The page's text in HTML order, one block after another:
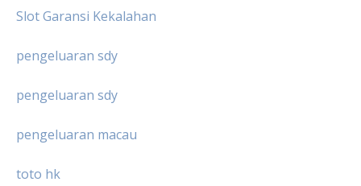
Slot Garansi Kekalahan
pengeluaran sdy
pengeluaran sdy
pengeluaran macau
toto hk